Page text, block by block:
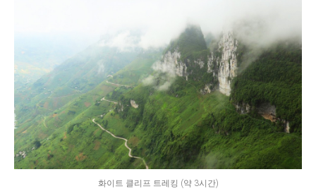
화이트 클리프 트레킹 (약 3시간)